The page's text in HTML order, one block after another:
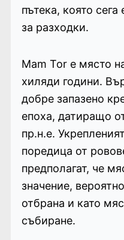
пътека, която
за разходки.
Mam Tor е място
хиляди години.
добре запазено
епоха, датиращо
пр.н.е.
поредица от
предполагат, че
значение,
отбрана и като
събиране.